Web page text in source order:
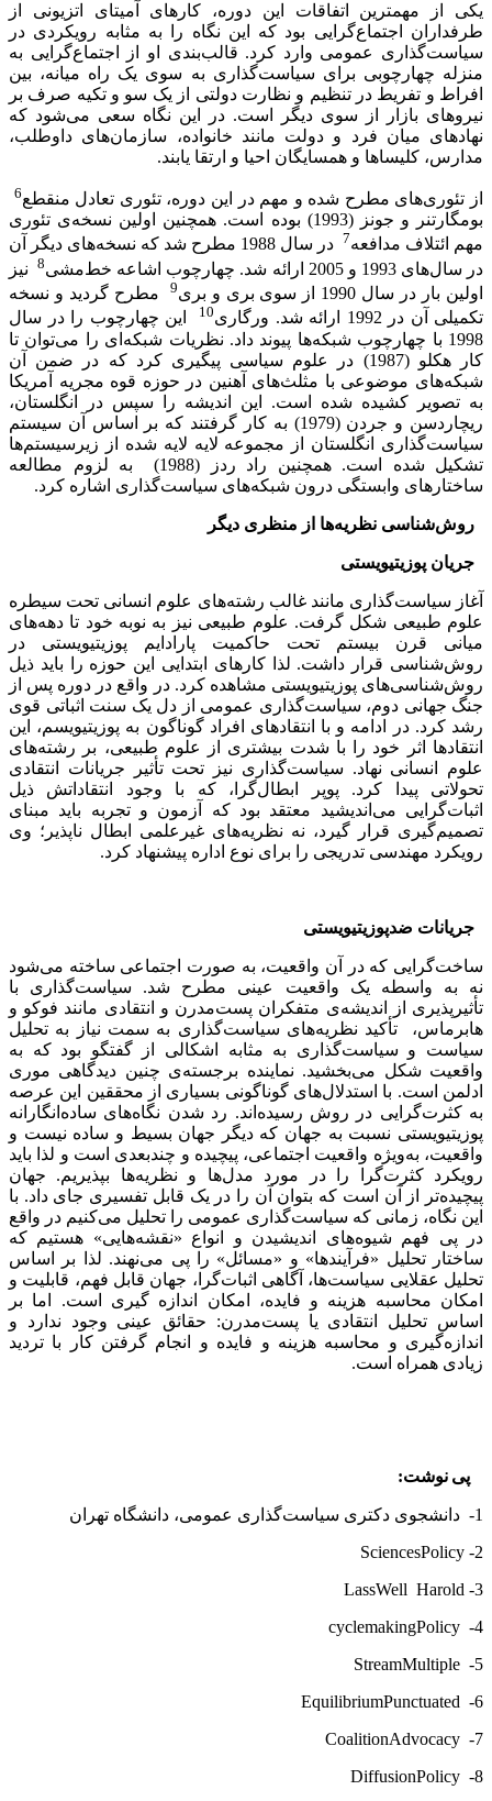
یکی از مهمترین اتفاقات این دوره، کارهای آمیتای اتزیونی از
طرفداران اجتماع‌گرایی بود که این نگاه را به مثابه رویکردی در
سیاست‌گذاری عمومی وارد کرد. قالب‌بندی او از اجتماع‌گرایی به
منزله چهارچوبی برای سیاست‌گذاری به سوی یک راه میانه، بین
افراط و تفریط در تنظیم و نظارت دولتی از یک سو و تکیه صرف بر
نیروهای بازار از سوی دیگر است. در این نگاه سعی می‌شود که
نهادهای میان فرد و دولت مانند خانواده، سازمان‌های داوطلب،
مدارس، کلیساها و همسایگان احیا و ارتقا یابند.
از تئوری‌های مطرح شده و مهم در این دوره، تئوری تعادل منقطع6
بومگارتنر و جونز (1993) بوده است. همچنین اولین نسخه‌ی تئوری
مهم ائتلاف مدافعه7
در سال 1988 مطرح شد که نسخه‌های دیگر آن
در سال‌های 1993 و 2005 ارائه شد. چهارچوب اشاعه خط‌مشی
8نیز
اولین بار در سال 1990 از سوی بری و بری
9 مطرح گردید و نسخه
تکمیلی آن در 1992 ارائه شد. ورگاری
10
این چهارچوب را در سال
1998 با چهارچوب شبکه‌ها پیوند داد. نظریات شبکه‌ای را می‌توان تا
کار هکلو (1987) در علوم سیاسی پیگیری کرد که در ضمن آن
شبکه‌های موضوعی با مثلث‌های آهنین در حوزه قوه مجریه آمریکا
به تصویر کشیده شده است. این اندیشه را سپس در انگلستان،
ریچاردسن و جردن (1979) به کار گرفتند که بر اساس آن سیستم
سیاست‌گذاری انگلستان از مجموعه لایه لایه شده از زیرسیستم‌ها
تشکیل شده است. همچنین راد ردز (1988) به لزوم مطالعه
ساختارهای وابستگی درون شبکه‌های سیاست‌گذاری اشاره کرد.
روش‌شناسی نظریه‌ها از منظری دیگر
جریان پوزیتیویستی
آغاز سیاست‌گذاری مانند غالب رشته‌های علوم انسانی تحت سیطره
علوم طبیعی شکل گرفت. علوم طبیعی نیز به نوبه خود تا دهه‌های
میانی قرن بیستم تحت حاکمیت پارادایم پوزیتیویستی در
روش‌شناسی قرار داشت. لذا کارهای ابتدایی این حوزه را باید ذیل
روش‌شناسی‌های پوزیتیویستی مشاهده کرد. در واقع در دوره پس از
جنگ جهانی دوم، سیاست‌گذاری عمومی از دل یک سنت اثباتی قوی
رشد کرد. در ادامه و با انتقادهای افراد گوناگون به پوزیتیویسم، این
انتقادها اثر خود را با شدت بیشتری از علوم طبیعی، بر رشته‌های
علوم انسانی نهاد. سیاست‌گذاری نیز تحت تأثیر جریانات انتقادی
تحولاتی پیدا کرد. پوپر ابطال‌گرا، که با وجود انتقاداتش ذیل
اثبات‌گرایی می‌اندیشید معتقد بود که آزمون و تجربه باید مبنای
تصمیم‌گیری قرار گیرد، نه نظریه‌های غیرعلمی ابطال ناپذیر؛ وی
رویکرد مهندسی تدریجی را برای نوع اداره پیشنهاد کرد.
جریانات ضدپوزیتیویستی
ساخت‌گرایی که در آن واقعیت، به صورت اجتماعی ساخته می‌شود
نه به واسطه یک واقعیت عینی مطرح شد. سیاست‌گذاری با
تأثیرپذیری از اندیشه‌ی متفکران پست‌مدرن و انتقادی مانند فوکو و
‌هابرماس، تأکید نظریه‌های سیاست‌گذاری به سمت نیاز به تحلیل
سیاست و سیاست‌گذاری به مثابه اشکالی از گفتگو بود که به
واقعیت شکل می‌بخشید. نماینده برجسته‌ی چنین دیدگاهی موری
ادلمن است. با استدلال‌های گوناگونی بسیاری از محققین این عرصه
به کثرت‌گرایی در روش رسیده‌اند. رد شدن نگاه‌های ساده‌انگارانه
پوزیتیویستی نسبت به جهان که دیگر جهان بسیط و ساده نیست و
واقعیت، به‌ویژه واقعیت اجتماعی، پیچیده و چندبعدی است و لذا باید
رویکرد کثرت‌گرا را در مورد مدل‌ها و نظریه‌ها بپذیریم. جهان
پیچیده‌تر از آن است که بتوان آن را در یک قابل تفسیری جای داد. با
این نگاه، زمانی که سیاست‌گذاری عمومی را تحلیل می‌کنیم در واقع
در پی فهم شیوه‌های اندیشیدن و انواع «نقشه‌هایی» هستیم که
ساختار تحلیل «فرآیندها» و «مسائل» را پی می‌نهند. لذا بر اساس
تحلیل عقلایی سیاست‌ها، آگاهی اثبات‌گرا، جهان قابل فهم، قابلیت و
امکان محاسبه هزینه و فایده، امکان اندازه گیری است. اما بر
اساس تحلیل انتقادی یا پست‌مدرن: حقائق عینی وجود ندارد و
اندازه‌گیری و محاسبه هزینه و فایده و انجام گرفتن کار با تردید
زیادی همراه است.
پی نوشت:
1- دانشجوی دکتری سیاست‌گذاری عمومی، دانشگاه تهران
2-
Policy
Sciences
3-
Harold
LassWell
4-
Policy
making
cycle
5-
Multiple
Stream
6-
Punctuated
Equilibrium
7-
Advocacy
Coalition
8-
Policy
Diffusion